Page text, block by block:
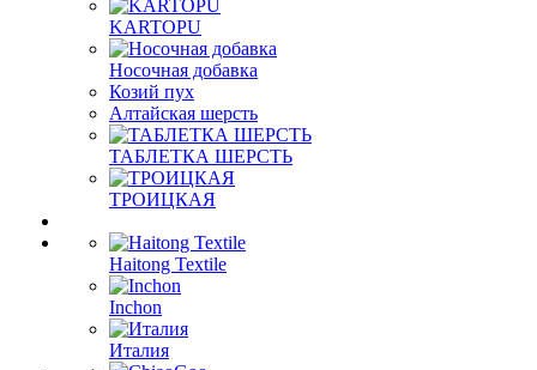
KARTOPU
Носочная добавка
Козий пух
Алтайская шерсть
ТАБЛЕTКА ШЕРСТЬ
ТРОИЦКАЯ
Haitong Textilе
Inchon
Италия